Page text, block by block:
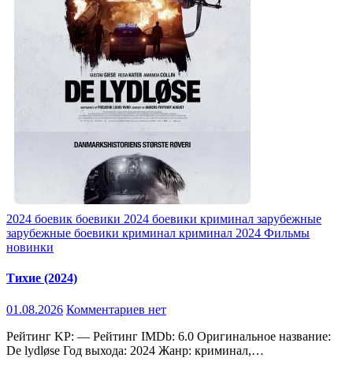
2024 боевик боевики 2024 боевики криминал зарубежные
зарубежные боевики криминал криминал 2024 Фильмы
новинки
Тихие (2024)
01.08.2026 Комментариев нет
Рейтинг KP: — Рейтинг IMDb: 6.0 Оригинальное название:
De lydløse Год выхода: 2024 Жанр: криминал,…